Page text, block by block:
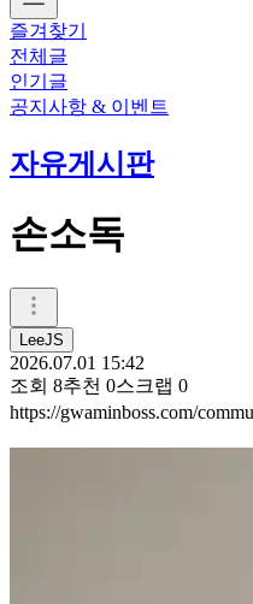
즐겨찾기
전체글
인기글
공지사항 & 이벤트
자유게시판
손소독
LeeJS
2026.07.01 15:42
조회 8추천 0스크랩 0
https://gwaminboss.com/